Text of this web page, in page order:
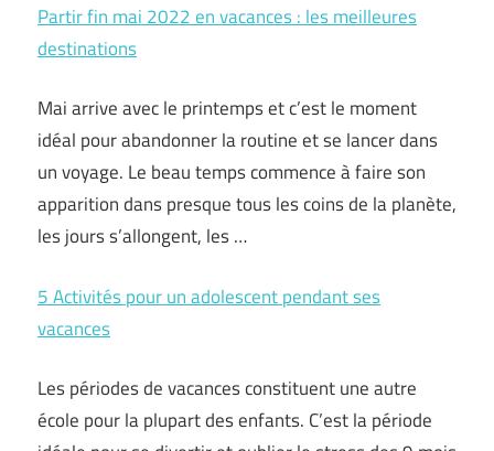
Partir fin mai 2022 en vacances : les meilleures
destinations
Mai arrive avec le printemps et c’est le moment
idéal pour abandonner la routine et se lancer dans
un voyage. Le beau temps commence à faire son
apparition dans presque tous les coins de la planète,
les jours s’allongent, les …
5 Activités pour un adolescent pendant ses
vacances
Les périodes de vacances constituent une autre
école pour la plupart des enfants. C’est la période